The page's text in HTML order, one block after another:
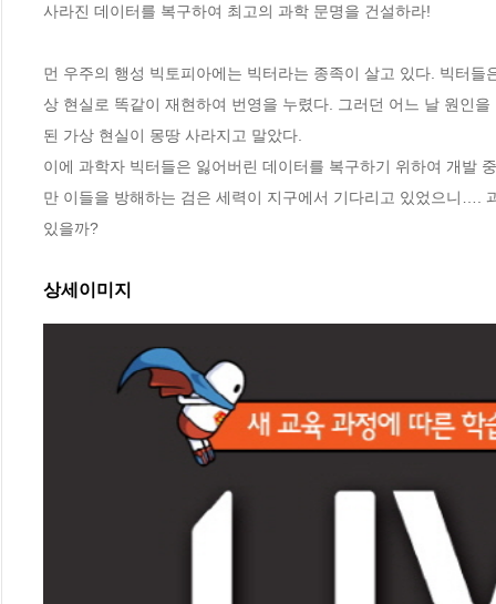
사라진 데이터를 복구하여 최고의 과학 문명을 건설하라!
먼 우주의 행성 빅토피아에는 빅터라는 종족이 살고 있다. 빅터
상 현실로 똑같이 재현하여 번영을 누렸다. 그러던 어느 날 원인
된 가상 현실이 몽땅 사라지고 말았다.
이에 과학자 빅터들은 잃어버린 데이터를 복구하기 위하여 개발
만 이들을 방해하는 검은 세력이 지구에서 기다리고 있었으니….
있을까?
상세이미지